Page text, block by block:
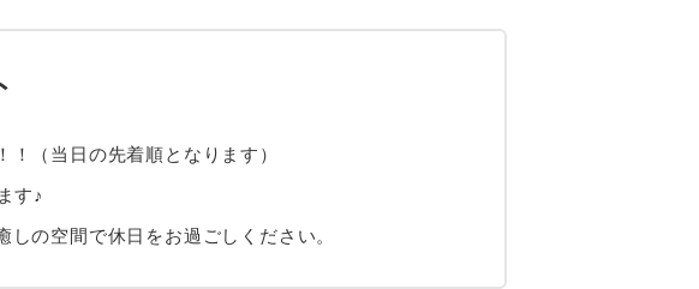
（当日の先着順となります）
す♪
の空間で休日をお過ごしください。